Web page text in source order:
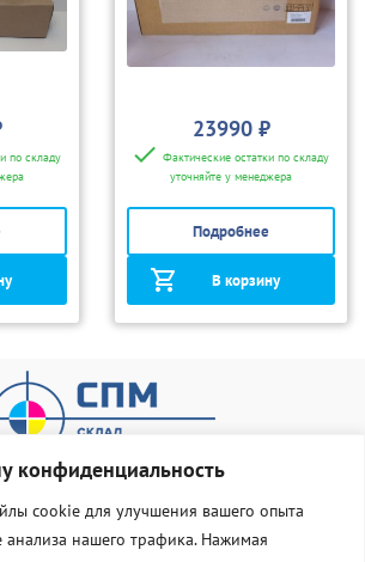
конфиденциальность
cookie для улучшения вашего опыта
анализа нашего трафика. Нажимая
по складу
23990 ₽
Фактические остатки по складу
уточняйте у менеджера
Подробнее
В корзину
Оплата и доставка